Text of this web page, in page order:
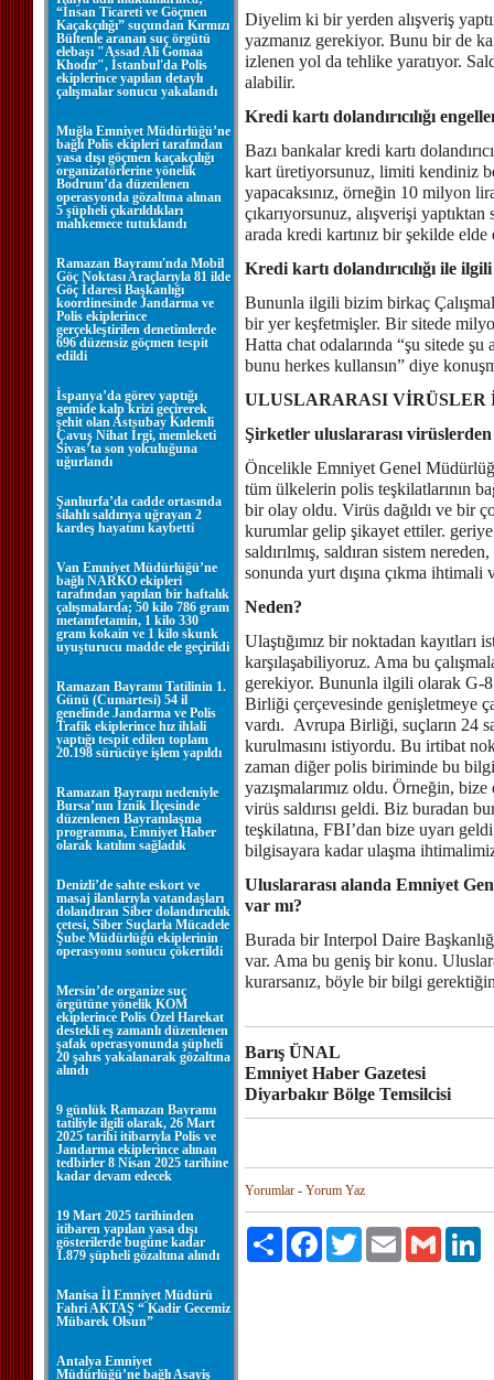
“İnsan Ticareti ve Göçmen
Kaçakçılığı” suçundan Kırmızı
Bültenle aranan suç örgütü
elebaşı "Assad Ali Gomaa
Khodır", İstanbul'da Polis
ekiplerince yapılan detaylı
çalışmalar sonucu yakalandı
Muğla Emniyet Müdürlüğü’ne
bağlı Polis ekipleri tarafından
yasa dışı göçmen kaçakçılığı
organizatörlerine yönelik
Bodrum’da düzenlenen
operasyonda gözaltına alınan
5 şüpheli çıkarıldıkları
mahkemece tutuklandı
Ramazan Bayramı'nda Mobil
Göç Noktası Araçlarıyla 81 ilde
Göç İdaresi Başkanlığı
koordinesinde Jandarma ve
Polis ekiplerince
gerçekleştirilen denetimlerde
696 düzensiz göçmen tespit
edildi
İspanya’da görev yaptığı
gemide kalp krizi geçirerek
şehit olan Astsubay Kıdemli
Çavuş Nihat İrgi, memleketi
Sivas’ta son yolculuğuna
uğurlandı
Şanlıurfa’da cadde ortasında
silahlı saldırıya uğrayan 2
kardeş hayatını kaybetti
Van Emniyet Müdürlüğü’ne
bağlı NARKO ekipleri
tarafından yapılan bir haftalık
çalışmalarda; 50 kilo 786 gram
metamfetamin, 1 kilo 330
gram kokain ve 1 kilo skunk
uyuşturucu madde ele geçirildi
Ramazan Bayramı Tatilinin 1.
Günü (Cumartesi) 54 il
genelinde Jandarma ve Polis
Trafik ekiplerince hız ihlali
yaptığı tespit edilen toplam
20.198 sürücüye işlem yapıldı
Ramazan Bayramı nedeniyle
Bursa’nın İznik İlçesinde
düzenlenen Bayramlaşma
programına, Emniyet Haber
olarak katılım sağladık
Denizli’de sahte eskort ve
masaj ilanlarıyla vatandaşları
dolandıran Siber dolandırıcılık
çetesi, Siber Suçlarla Mücadele
Şube Müdürlüğü ekiplerinin
operasyonu sonucu çökertildi
Mersin’de organize suç
örgütüne yönelik KOM
ekiplerince Polis Özel Harekat
destekli eş zamanlı düzenlenen
şafak operasyonunda şüpheli
20 şahıs yakalanarak gözaltına
alındı
9 günlük Ramazan Bayramı
tatiliyle ilgili olarak, 26 Mart
2025 tarihi itibarıyla Polis ve
Jandarma ekiplerince alınan
tedbirler 8 Nisan 2025 tarihine
kadar devam edecek
19 Mart 2025 tarihinden
itibaren yapılan yasa dışı
gösterilerde bugüne kadar
1.879 şüpheli gözaltına alındı
Manisa İl Emniyet Müdürü
Fahri AKTAŞ “ Kadir Gecemiz
Mübarek Olsun”
Antalya Emniyet
Müdürlüğü’ne bağlı Asayiş
Diyelim ki bir yerden alışveriş
yazmanız gerekiyor. Bunu bir de
izlenen yol da tehlike yaratıyor.
alabilir.
Kredi kartı dolandırıcılığı
Bazı bankalar kredi kartı
kart üretiyorsunuz, limiti kendiniz
yapacaksınız, örneğin 10 milyon
çıkarıyorsunuz, alışverişi
arada kredi kartınız bir şekilde
Kredi kartı dolandırıcılığı ile
Bununla ilgili bizim birkaç
bir yer keşfetmişler. Bir sitede
Hatta chat odalarında “şu sitede
bunu herkes kullansın” diye
ULUSLARARASI
Şirketler uluslararası
Öncelikle Emniyet Genel
tüm ülkelerin polis teşkilatlarının
bir olay oldu. Virüs dağıldı ve bir
kurumlar gelip şikayet ettiler.
saldırılmış, saldıran sistem
sonunda yurt dışına çıkma
Neden?
Ulaştığımız bir noktadan kayıtları
karşılaşabiliyoruz. Ama bu
gerekiyor. Bununla ilgili olarak G-
Birliği çerçevesinde genişletmeye
vardı. Avrupa Birliği, suçların 24
kurulmasını istiyordu. Bu irtibat
zaman diğer polis biriminde bu
yazışmalarımız oldu. Örneğin,
virüs saldırısı geldi. Biz buradan
teşkilatına, FBI’dan bize uyarı
bilgisayara kadar ulaşma
Uluslararası alanda Emniyet
var mı?
Burada bir Interpol Daire
var. Ama bu geniş bir konu.
kurarsanız, böyle bir bilgi
Barış ÜNAL
Emniyet Haber Gazetesi
Diyarbakır Bölge Temsilcisi
Yorumlar - Yorum Yaz
Paylaş FacebookTwitter Email Gmail